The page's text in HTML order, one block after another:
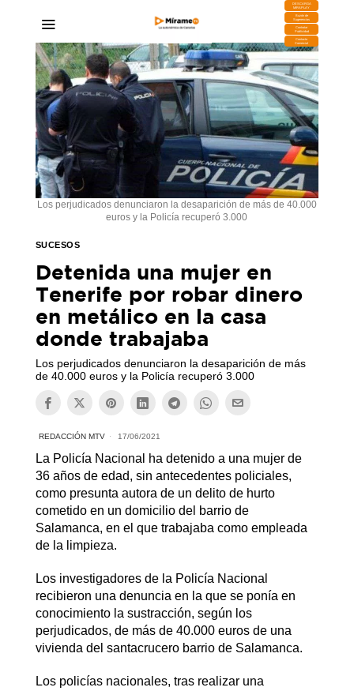
DESCARGA
MIRAPLAY
Buzón de
Sugerencias
Contratar
Publicidad
Contacto
Comercial
Los perjudicados denunciaron la desaparición de más de 40.000
euros y la Policía recuperó 3.000
SUCESOS
Detenida una mujer en
Tenerife por robar dinero
en metálico en la casa
donde trabajaba
Los perjudicados denunciaron la desaparición de más
de 40.000 euros y la Policía recuperó 3.000
REDACCIÓN MTV 17/06/2021
La Policía Nacional ha detenido a una mujer de
36 años de edad, sin antecedentes policiales,
como presunta autora de un delito de hurto
cometido en un domicilio del barrio de
Salamanca, en el que trabajaba como empleada
de la limpieza.
Los investigadores de la Policía Nacional
recibieron una denuncia en la que se ponía en
conocimiento la sustracción, según los
perjudicados, de más de 40.000 euros de una
vivienda del santacrucero barrio de Salamanca.
Los policías nacionales, tras realizar una